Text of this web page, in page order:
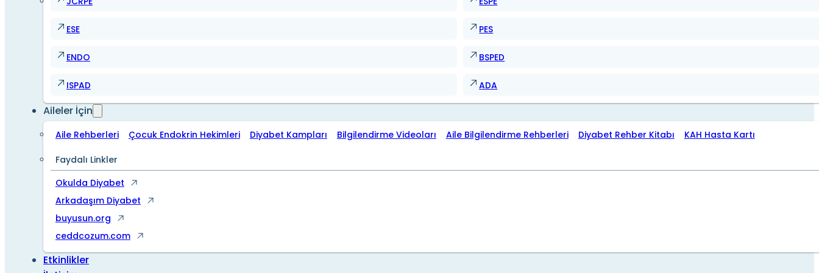
ESE PES
ENDO BSPED
ISPAD ADA
Aileler İçin
Aile Rehberleri Çocuk Endokrin Hekimleri Diyabet Kampları Bilgilendirme Videoları Aile Bilgilendirme Rehberleri Diyabet Rehber Kitabı KAH Hasta Kartı
Faydalı Linkler
Okulda Diyabet
Arkadaşım Diyabet
buyusun.org
ceddcozum.com
Etkinlikler